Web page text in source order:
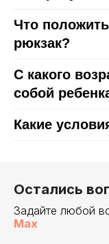
Что
рюкзак?
С какого
собой
Какие
Остались
Задайте любой
Max